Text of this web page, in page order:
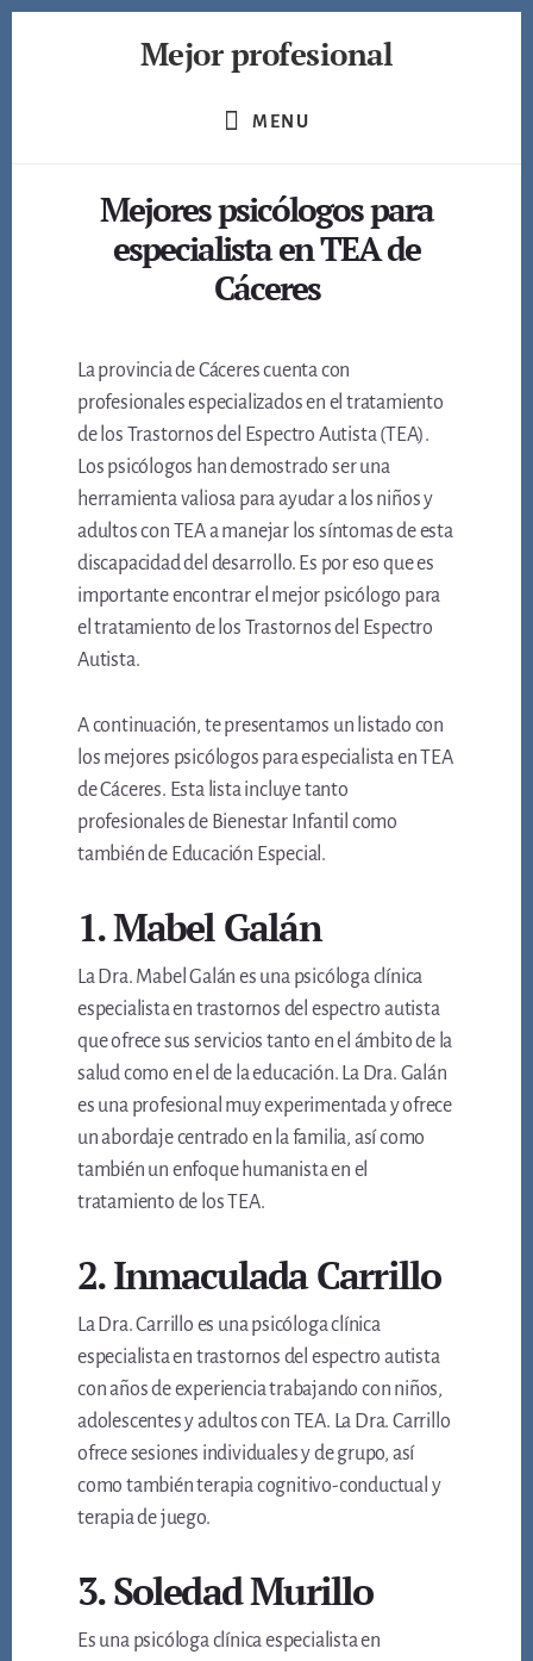
Mejor profesional
profesionales
MENU
Mejores psicólogos para
especialista en TEA de
Cáceres
La provincia de Cáceres cuenta con
profesionales especializados en el tratamiento
de los Trastornos del Espectro Autista (TEA).
Los psicólogos han demostrado ser una
herramienta valiosa para ayudar a los niños y
adultos con TEA a manejar los síntomas de esta
discapacidad del desarrollo. Es por eso que es
importante encontrar el mejor psicólogo para
el tratamiento de los Trastornos del Espectro
Autista.
A continuación, te presentamos un listado con
los mejores psicólogos para especialista en TEA
de Cáceres. Esta lista incluye tanto
profesionales de Bienestar Infantil como
también de Educación Especial.
1. Mabel Galán
La Dra. Mabel Galán es una psicóloga clínica
especialista en trastornos del espectro autista
que ofrece sus servicios tanto en el ámbito de la
salud como en el de la educación. La Dra. Galán
es una profesional muy experimentada y ofrece
un abordaje centrado en la familia, así como
también un enfoque humanista en el
tratamiento de los TEA.
2. Inmaculada Carrillo
La Dra. Carrillo es una psicóloga clínica
especialista en trastornos del espectro autista
con años de experiencia trabajando con niños,
adolescentes y adultos con TEA. La Dra. Carrillo
ofrece sesiones individuales y de grupo, así
como también terapia cognitivo-conductual y
terapia de juego.
3. Soledad Murillo
Es una psicóloga clínica especialista en